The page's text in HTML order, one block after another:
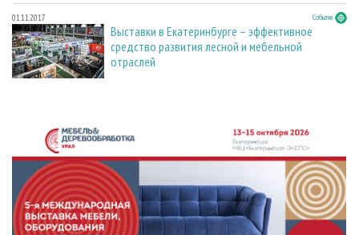
01.11.2017 События
Выставки в Екатеринбурге – эффективное
средство развития лесной и мебельной
отраслей